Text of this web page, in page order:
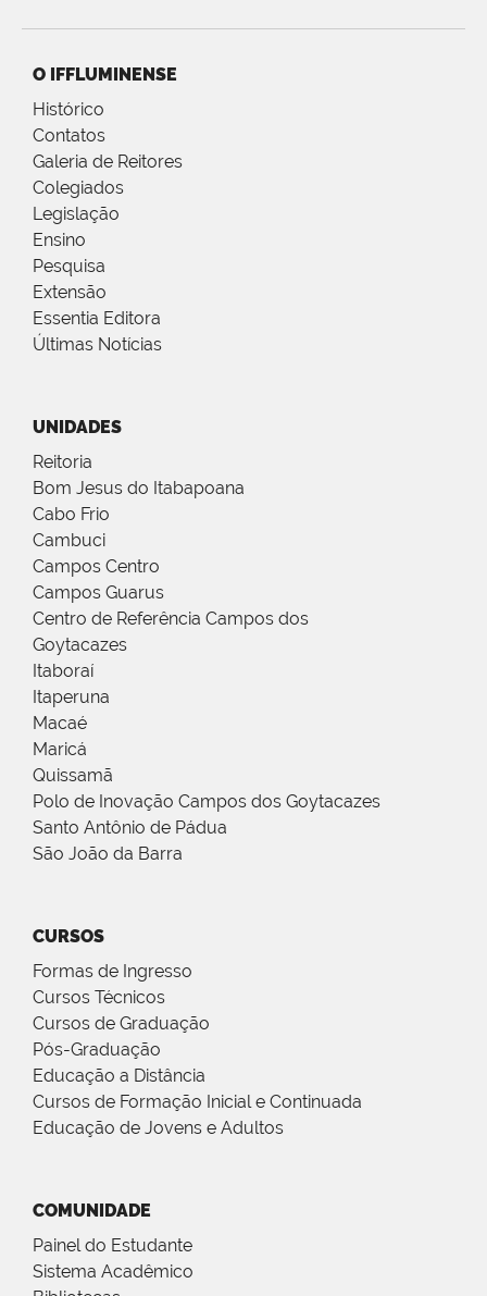
O IFFLUMINENSE
Histórico
Contatos
Galeria de Reitores
Colegiados
Legislação
Ensino
Pesquisa
Extensão
Essentia Editora
Últimas Notícias
UNIDADES
Reitoria
Bom Jesus do Itabapoana
Cabo Frio
Cambuci
Campos Centro
Campos Guarus
Centro de Referência Campos dos
Goytacazes
Itaboraí
Itaperuna
Macaé
Maricá
Quissamã
Polo de Inovação Campos dos Goytacazes
Santo Antônio de Pádua
São João da Barra
CURSOS
Formas de Ingresso
Cursos Técnicos
Cursos de Graduação
Pós-Graduação
Educação a Distância
Cursos de Formação Inicial e Continuada
Educação de Jovens e Adultos
COMUNIDADE
Painel do Estudante
Sistema Acadêmico